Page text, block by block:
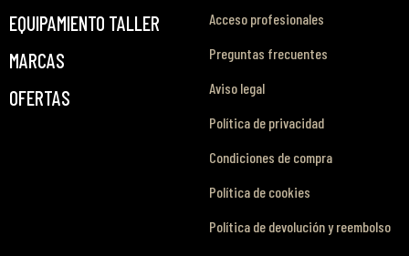
EQUIPAMIENTO TALLER
MARCAS
OFERTAS
Acceso profesionales
Preguntas frecuentes
Aviso legal
Política de privacidad
Condiciones de compra
Política de cookies
Política de devolución y reembolso